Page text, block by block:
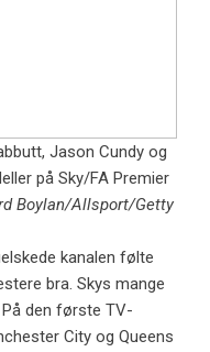
Jason Cundy og
på Sky/FA Premier
Boylan/Allsport/Getty
kanalen følte
bra. Skys mange
den første TV-
City og Queens